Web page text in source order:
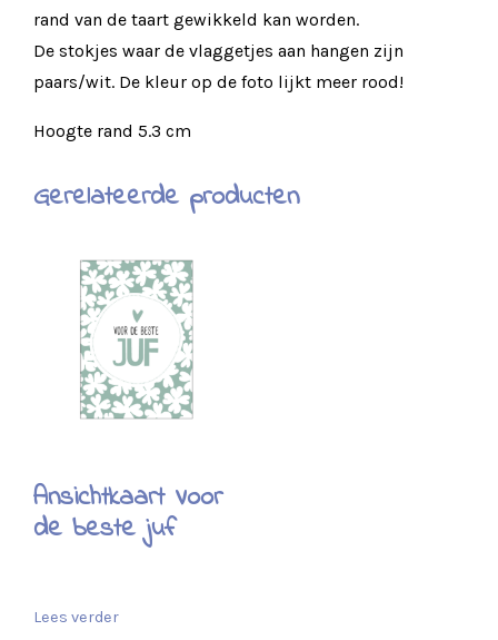
rand van de taart gewikkeld kan worden.
De stokjes waar de vlaggetjes aan hangen zijn
paars/wit. De kleur op de foto lijkt meer rood!
Hoogte rand 5.3 cm
Gerelateerde producten
Ansichtkaart Voor
de beste juf
Lees verder